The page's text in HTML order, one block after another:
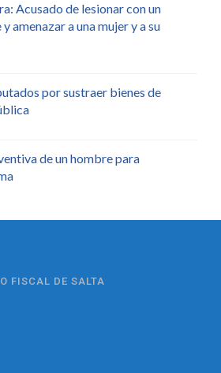
Acusado de lesionar con un
amenazar a una mujer y a su
por sustraer bienes de
de un hombre para
FISCAL DE SALTA